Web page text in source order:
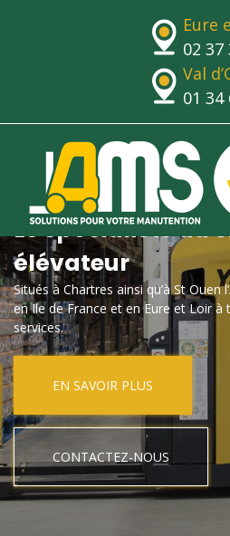
Eure
02 37
Val
01 34
Le spécialiste du
élévateur
Situés à Chartres ainsi qu’à St Ouen
en Ile de France et en Eure et Loir
services.
EN SAVOIR PLUS
CONTACTEZ-NOUS